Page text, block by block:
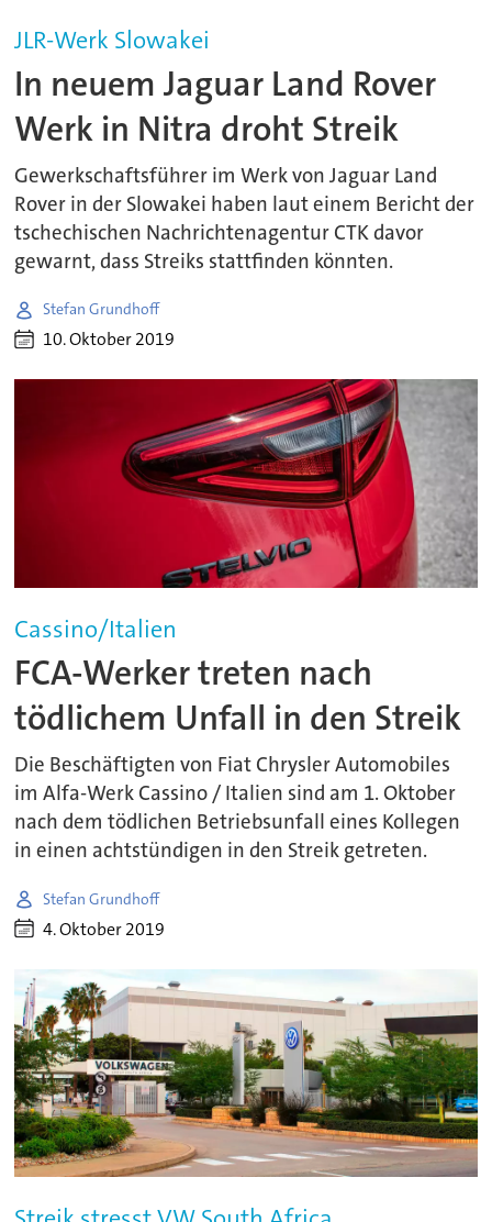
JLR-Werk Slowakei
In neuem Jaguar Land Rover
Werk in Nitra droht Streik
Gewerkschaftsführer im Werk von Jaguar Land
Rover in der Slowakei haben laut einem Bericht der
tschechischen Nachrichtenagentur CTK davor
gewarnt, dass Streiks stattfinden könnten.
Stefan Grundhoff
10. Oktober 2019
Cassino/Italien
FCA-Werker treten nach
tödlichem Unfall in den Streik
Die Beschäftigten von Fiat Chrysler Automobiles
im Alfa-Werk Cassino / Italien sind am 1. Oktober
nach dem tödlichen Betriebsunfall eines Kollegen
in einen achtstündigen in den Streik getreten.
Stefan Grundhoff
4. Oktober 2019